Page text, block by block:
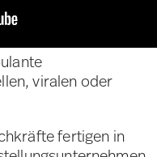
viralen oder
fertigen in